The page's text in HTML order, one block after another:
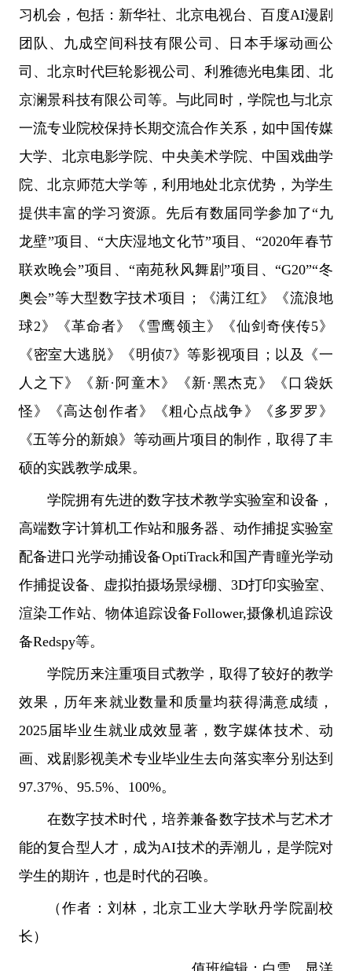
习机会，包括：新华社、北京电视台、百度AI漫剧
团队、九成空间科技有限公司、日本手塚动画公
司、北京时代巨轮影视公司、利雅德光电集团、北
京澜景科技有限公司等。与此同时，学院也与北京
一流专业院校保持长期交流合作关系，如中国传媒
大学、北京电影学院、中央美术学院、中国戏曲学
院、北京师范大学等，利用地处北京优势，为学生
提供丰富的学习资源。先后有数届同学参加了“九
龙壁”项目、“大庆湿地文化节”项目、“2020年春节
联欢晚会”项目、“南苑秋风舞剧”项目、“G20”“冬
奥会”等大型数字技术项目；《满江红》《流浪地
球2》《革命者》《雪鹰领主》《仙剑奇侠传5》
《密室大逃脱》《明侦7》等影视项目；以及《一
人之下》《新·阿童木》《新·黑杰克》《口袋妖
怪》《高达创作者》《粗心点战争》《多罗罗》
《五等分的新娘》等动画片项目的制作，取得了丰
硕的实践教学成果。
学院拥有先进的数字技术教学实验室和设备，
高端数字计算机工作站和服务器、动作捕捉实验室
配备进口光学动捕设备OptiTrack和国产青瞳光学动
作捕捉设备、虚拟拍摄场景绿棚、3D打印实验室、
渲染工作站、物体追踪设备Follower,摄像机追踪设
备Redspy等。
学院历来注重项目式教学，取得了较好的教学
效果，历年来就业数量和质量均获得满意成绩，
2025届毕业生就业成效显著，数字媒体技术、动
画、戏剧影视美术专业毕业生去向落实率分别达到
97.37%、95.5%、100%。
在数字技术时代，培养兼备数字技术与艺术才
能的复合型人才，成为AI技术的弄潮儿，是学院对
学生的期许，也是时代的召唤。
（作者：刘林，北京工业大学耿丹学院副校
长）